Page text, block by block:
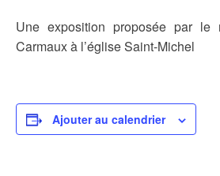
Une exposition proposée par le
Carmaux à l’église Saint-Michel
Ajouter au calendrier